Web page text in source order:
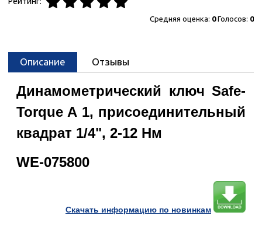
Средняя оценка: 0Голосов: 0
Описание Отзывы
Динамометрический ключ Safe-
Torque A 1, присоединительный
квадрат 1/4", 2-12 Нм
WE-075800
Cкачать информацию по новинкам